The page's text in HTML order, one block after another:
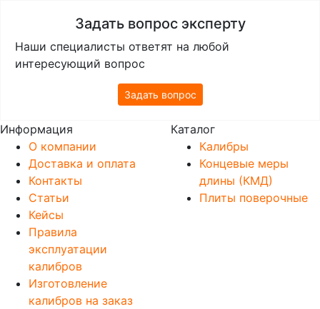
Задать вопрос эксперту
Наши специалисты ответят на любой
интересующий вопрос
Задать вопрос
Информация
О компании
Доставка и оплата
Контакты
Статьи
Кейсы
Правила
эксплуатации
калибров
Изготовление
калибров на заказ
Каталог
Калибры
Концевые меры
длины (КМД)
Плиты поверочные